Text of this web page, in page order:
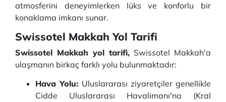
atmosferini deneyimlerken lüks ve konforlu bir
konaklama imkanı sunar.
Swissotel Makkah Yol Tarifi
Swissotel Makkah yol tarifi, Swissotel Makkah'a
ulaşmanın birkaç farklı yolu bulunmaktadır:
Hava Yolu: Uluslararası ziyaretçiler genellikle
Cidde Uluslararası Havalimanı'na (Kral